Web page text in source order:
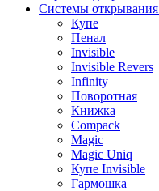
Системы открывания
Купе
Пенал
Invisible
Invisible Revers
Infinity
Поворотная
Книжка
Compack
Magic
Magic Uniq
Купе Invisible
Гармошка